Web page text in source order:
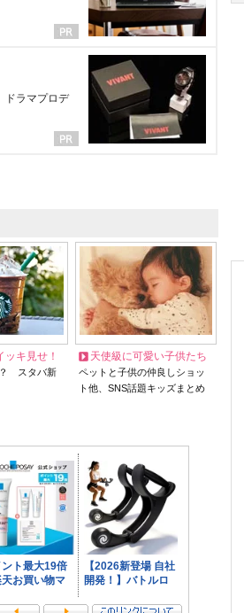
ドラマプロデ
ッキ見せ！
？ スタバ新
天使級に可愛い子供たち
ペットと子供の仲良しショッ
ト他、SNS話題キッズまとめ